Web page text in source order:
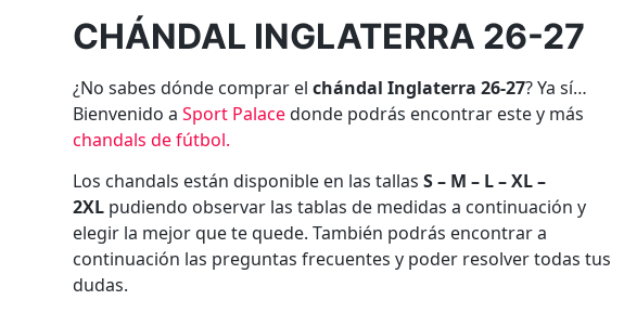
CHÁNDAL INGLATERRA 26-27
¿No sabes dónde comprar elchándal Inglaterra 26-27? Ya sí…
Bienvenido aSport Palacedonde podrás encontrar este y más
chandals de fútbol.
Los chandals están disponible en las tallasS – M – L – XL –
2XL pudiendo observar las tablas de medidas a continuación y
elegir la mejor que te quede. También podrás encontrar a
continuación las preguntas frecuentes y poder resolver todas tus
dudas.